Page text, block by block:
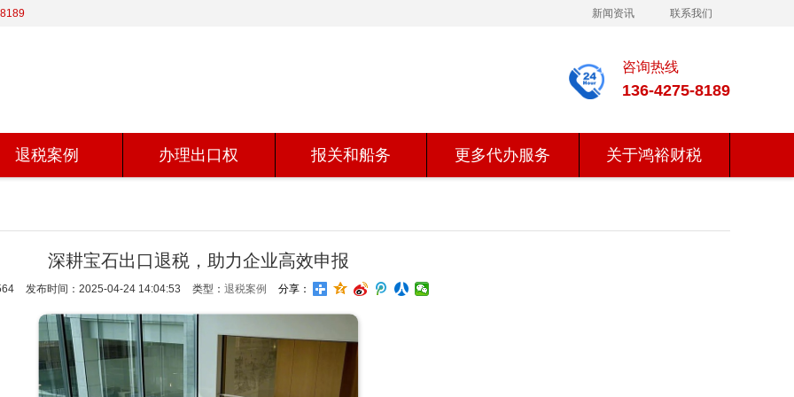
新闻资讯 联系我们
咨询热线
136-4275-8189
退税案例 办理出口权 报关和船务 更多代办服务 关于鸿裕财税
深耕宝石出口退税，助力企业高效申报
发布时间：2025-04-24 14:04:53 类型： 退税案例 分享：